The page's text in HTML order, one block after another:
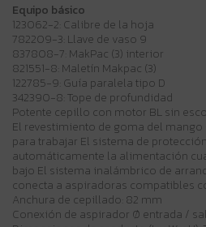
Equipo básico
123062-2: Calibre de la hoja
782209-3: Llave de vaso 9
837808-7: MakPac (3) interior
821551-8: Maletín Makpac (3)
122785-9: Guía paralela tipo D
342390-8: Tope de profundidad
Potente cepillo con motor BL sin
El revestimiento de goma del
para trabajar El sistema de
automáticamente la alimentación
bajo El sistema inalámbrico de
conecta a aspiradoras compatibles
Anchura de cepillado: 82 mm
Conexión de aspirador Ø entrada /